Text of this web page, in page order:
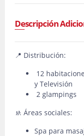
Descripción
📍 Distribución:
12
y Televisión
2 glampings
🚸 Áreas sociales:
Spa para